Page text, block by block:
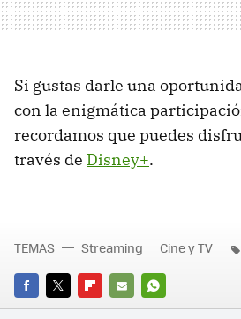
Si gustas darle una
con la enigmática
recordamos que puedes
través de Disney+.
FACEBOOK
TWITTERFLIPBOARD
E-
WHATSAPP
TEMAS Streaming Cine y TV